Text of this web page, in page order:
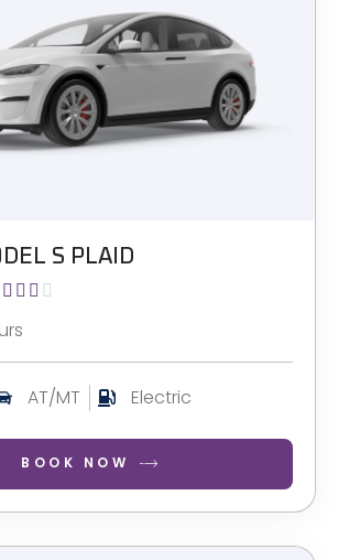
S PLAID
   
AT/MT Electric
BOOK NOW